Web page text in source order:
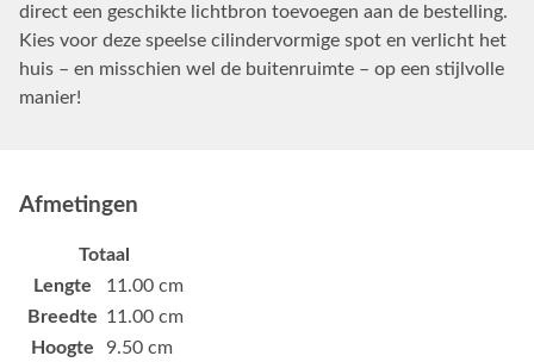
direct een geschikte lichtbron toevoegen aan de bestelling.
Kies voor deze speelse cilindervormige spot en verlicht het
huis – en misschien wel de buitenruimte – op een stijlvolle
manier!
Afmetingen
Totaal
Lengte
11.00 cm
Breedte 11.00 cm
Hoogte
9.50 cm